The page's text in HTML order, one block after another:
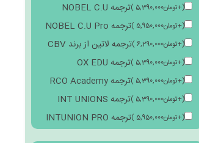
ترجمه NOBEL C.U (
+
5,390,000تومان )
ترجمه NOBEL C.U Pro (
+
5,950,000تومان )
ترجمه لاتین از برند CBV (
+
6,290,000تومان )
ترجمه OX EDU (
+
5,390,000تومان )
ترجمه RCO Academy (
+
5,390,000تومان )
ترجمه INT UNIONS (
+
5,390,000تومان )
ترجمه INTUNION PRO (
+
5,950,000تومان )